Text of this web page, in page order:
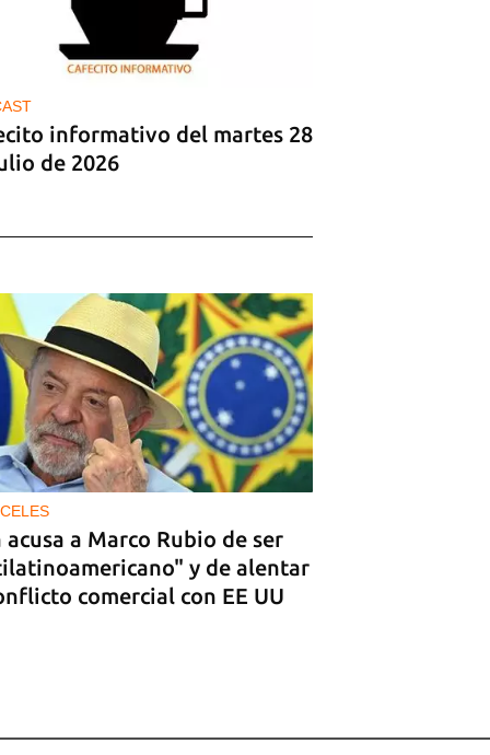
informativo del martes 28
de 2026
acusa a Marco Rubio de ser
y de alentar
comercial con EE UU